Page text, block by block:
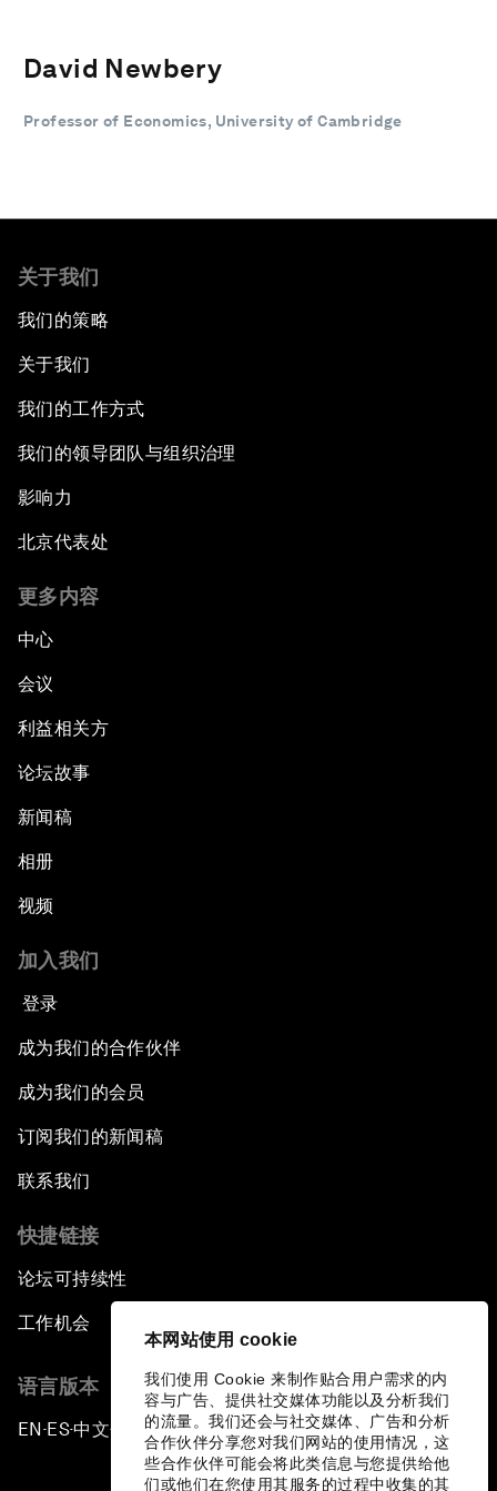
本网站使用 cookie
我们使用 Cookie 来制作贴合用户需求的内
容与广告、提供社交媒体功能以及分析我们
的流量。我们还会与社交媒体、广告和分析
合作伙伴分享您对我们网站的使用情况，这
些合作伙伴可能会将此类信息与您提供给他
们或他们在您使用其服务的过程中收集的其
David Newbery
Professor of Economics, University of Cambridge
关于我们
我们的策略
关于我们
我们的工作方式
我们的领导团队与组织治理
影响力
北京代表处
更多内容
中心
会议
利益相关方
论坛故事
新闻稿
相册
视频
加入我们
登录
成为我们的合作伙伴
成为我们的会员
订阅我们的新闻稿
联系我们
快捷链接
论坛可持续性
工作机会
语言版本
EN ▪ES▪中文▪ 日本語